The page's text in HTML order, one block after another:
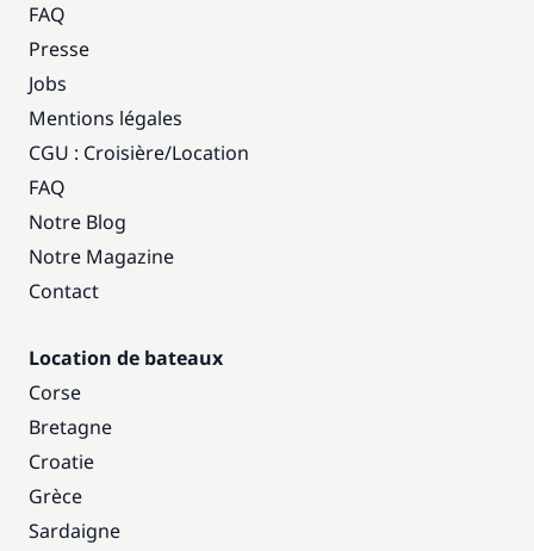
FAQ
Presse
Jobs
Mentions légales
CGU : Croisière/Location
FAQ
Notre Blog
Notre Magazine
Contact
Location de bateaux
Corse
Bretagne
Croatie
Grèce
Sardaigne